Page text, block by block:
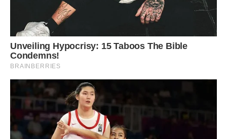
Алла не змогла їй відповісти «ні» і ствердно кивнула
головою.
– А чому ви мене покинули? – не вгавала мала.